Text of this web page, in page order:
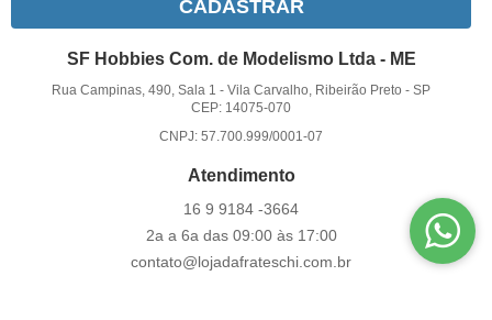
CADASTRAR
SF Hobbies Com. de Modelismo Ltda - ME
Rua Campinas, 490, Sala 1 -Vila Carvalho, Ribeirão Preto -SP
CEP: 14075-070
CNPJ: 57.700.999/0001-07
Atendimento
16 9 9184 -3664
2a a 6a das 09:00 às 17:00
contato@lojadafrateschi.com.br